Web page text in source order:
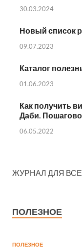
30.03.2024
Новый список
09.07.2023
Каталог
01.06.2023
Как получить
Даби.
06.05.2022
ЖУРНАЛ ДЛЯ
ПОЛЕЗНОЕ
ПОЛЕЗНОЕ